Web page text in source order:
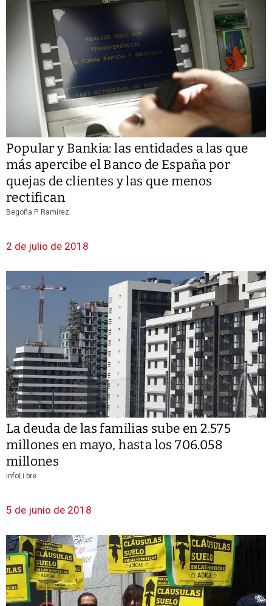
Popular y Bankia: las entidades a las que
más apercibe el Banco de España por
quejas de clientes y las que menos
rectifican
Begoña P. Ramírez
2 de julio de 2018
La deuda de las familias sube en 2.575
millones en mayo, hasta los 706.058
millones
infoLi bre
5 de junio de 2018